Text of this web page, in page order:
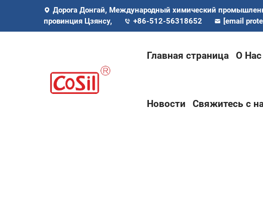
Дорога Донгай, Международный химический
провинция Цзянсу,
+86-512-56318652 [email
Главная страница О Нас
Новости Свяжитесь с